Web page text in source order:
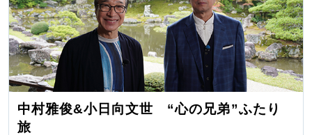
中村雅俊&小日向文世 “心の兄弟”ふたり
旅